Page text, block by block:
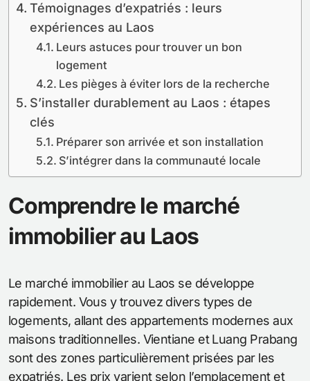
Témoignages d’expatriés : leurs
expériences au Laos
Leurs astuces pour trouver un bon
logement
Les pièges à éviter lors de la recherche
S’installer durablement au Laos : étapes
clés
Préparer son arrivée et son installation
S’intégrer dans la communauté locale
Comprendre le marché
immobilier au Laos
Le marché immobilier au Laos se développe
rapidement. Vous y trouvez divers types de
logements, allant des appartements modernes aux
maisons traditionnelles. Vientiane et Luang Prabang
sont des zones particulièrement prisées par les
expatriés. Les prix varient selon l’emplacement et